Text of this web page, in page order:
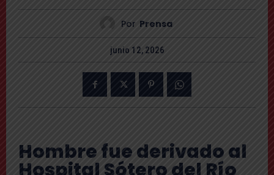
Por Prensa
junio 12, 2026
Hombre fue derivado al